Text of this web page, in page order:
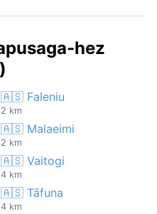
hez
🇦🇸 Faleniu
2 km
🇦🇸 Malaeimi
2 km
🇦🇸 Vaitogi
4 km
🇦🇸 Tāfuna
4 km